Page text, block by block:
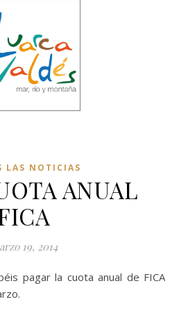
LAS NOTICIAS
ANUAL
19, 2014